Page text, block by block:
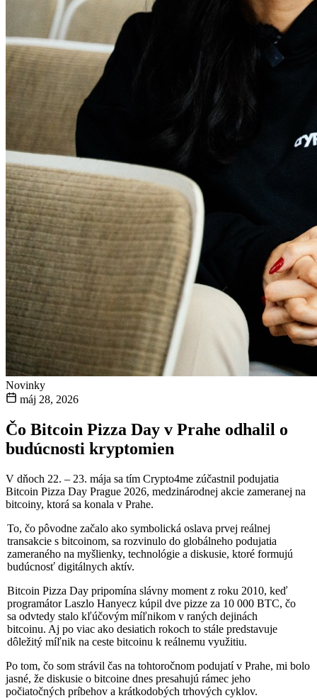
Novinky
máj 28, 2026
Čo Bitcoin Pizza Day v Prahe odhalil o
budúcnosti kryptomien
V dňoch 22. – 23. mája sa tím Crypto4me zúčastnil podujatia
Bitcoin Pizza Day Prague 2026, medzinárodnej akcie zameranej na
bitcoiny, ktorá sa konala v Prahe.
To, čo pôvodne začalo ako symbolická oslava prvej reálnej
transakcie s bitcoinom, sa rozvinulo do globálneho podujatia
zameraného na myšlienky, technológie a diskusie, ktoré formujú
budúcnosť digitálnych aktív.
Bitcoin Pizza Day pripomína slávny moment z roku 2010, keď
programátor Laszlo Hanyecz kúpil dve pizze za 10 000 BTC, čo
sa odvtedy stalo kľúčovým míľnikom v raných dejinách
bitcoinu. Aj po viac ako desiatich rokoch to stále predstavuje
dôležitý míľnik na ceste bitcoinu k reálnemu využitiu.
Po tom, čo som strávil čas na tohtoročnom podujatí v Prahe, mi bolo
jasné, že diskusie o bitcoine dnes presahujú rámec jeho
počiatočných príbehov a krátkodobých trhových cyklov.